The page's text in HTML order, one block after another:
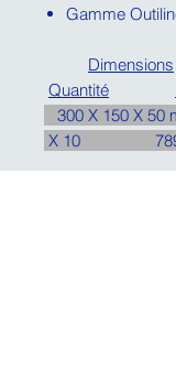
Gamme
Dimensions
Quantité
300 X 150
X 10